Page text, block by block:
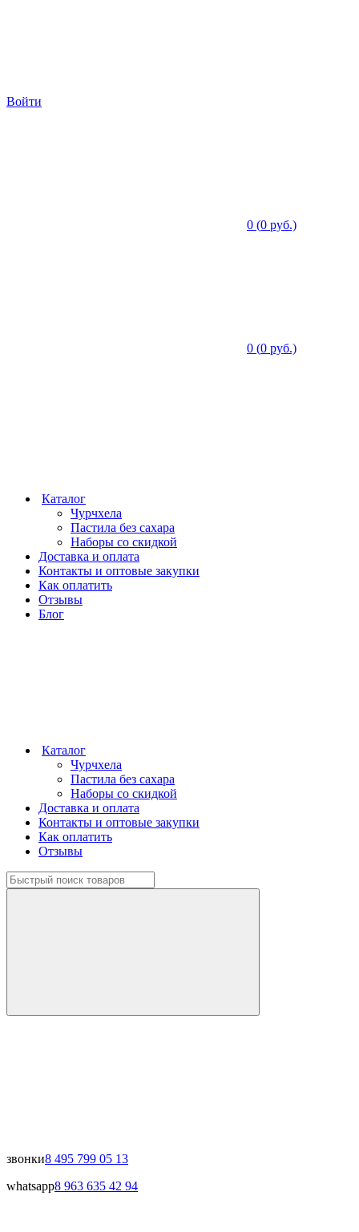
Войти
0 (0 руб.)
0 (0 руб.)
Каталог
Чурчхела
Пастила без сахара
Наборы со скидкой
Доставка и оплата
Контакты и оптовые закупки
Как оплатить
Отзывы
Блог
Каталог
Чурчхела
Пастила без сахара
Наборы со скидкой
Доставка и оплата
Контакты и оптовые закупки
Как оплатить
Отзывы
звонки8 495 799 05 13
whatsapp8 963 635 42 94